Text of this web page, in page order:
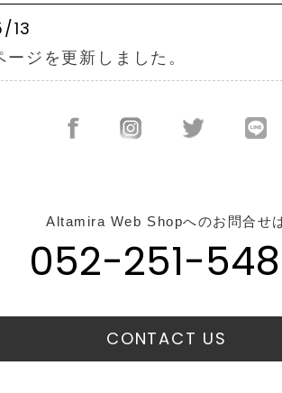
13
ージを更新しました。
Altamira Web Shopへのお問合せ
052-251-
CONTACT US